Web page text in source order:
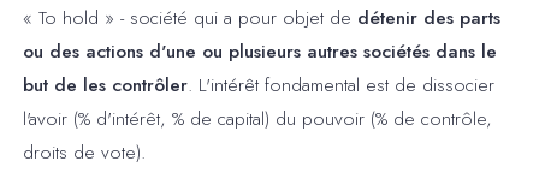
« To hold » - société qui a pour objet de détenir des parts
ou des actions d'une ou plusieurs autres sociétés dans le
but de les contrôler. L'intérêt fondamental est de dissocier
l'avoir (% d'intérêt, % de capital) du pouvoir (% de contrôle,
droits de vote).